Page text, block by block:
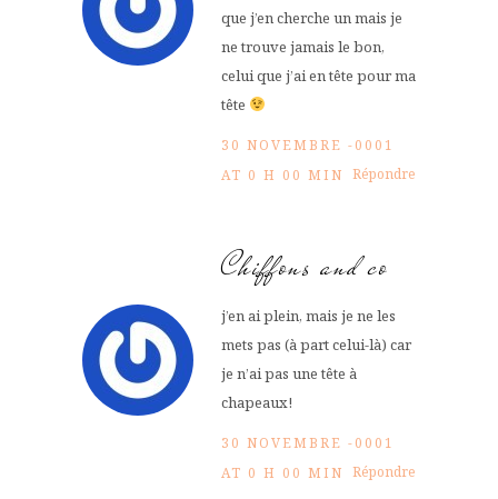
que j’en cherche un mais je
ne trouve jamais le bon,
celui que j’ai en tête pour ma
tête
30 NOVEMBRE -0001
AT 0 H 00 MIN Répondre
Chiffons and co
j’en ai plein, mais je ne les
mets pas (à part celui-là) car
je n’ai pas une tête à
chapeaux!
30 NOVEMBRE -0001
AT 0 H 00 MIN Répondre